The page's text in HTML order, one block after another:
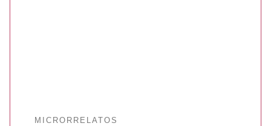
MICRORRELATOS